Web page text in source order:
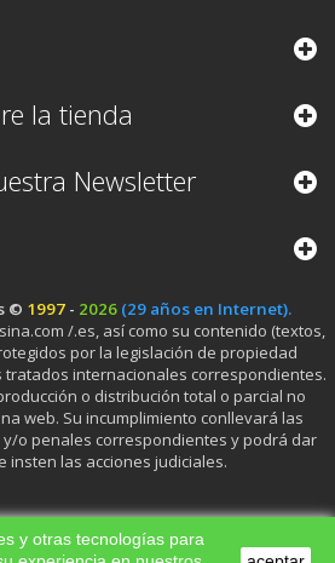
la tienda
Newsletter
© 1997- 2026 (29 años en Internet).
/.es, así como su contenido (textos,
por la legislación de propiedad
tratados internacionales correspondientes.
o distribución total o parcial no
web. Su incumplimiento conllevará las
o penales correspondientes y podrá dar
insten las acciones judiciales.
y otras tecnologías para